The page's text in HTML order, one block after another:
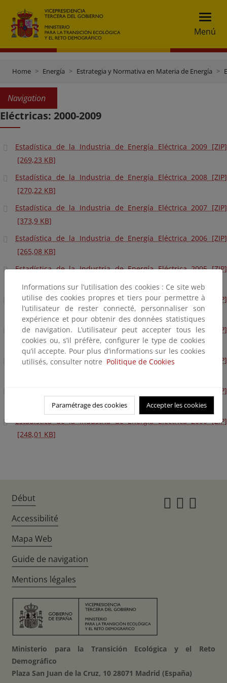
Menú
Home Energía Estrategia y Normativa en Materia de Energía
Navigation
Eléctricas: 2000-2009
Estadística de la Industria de Energía Eléctrica 2009 [ZIP]
[269,23 KB]
Estadística de la Industria de Energía Eléctrica 2008 [ZIP]
[270,22 KB]
Estadística de la Industria de Energía Eléctrica 2007 [ZIP]
[373,9 KB]
Estadística de la Industria de Energía Eléctrica 2006 [ZIP]
[265,08 KB]
Estadística de la Industria de Energía Eléctrica 2005 [ZIP]
[254,56 KB]
Estadística de la Industria de Energía Eléctrica 2004 [ZIP]
[258,21 KB]
Estadística de la Industria de Energía Eléctrica 2003 [ZIP]
[257,72 KB]
Estadística de la Industria de Energía Eléctrica 2002 [ZIP]
Estadística de la Industria de Energía Eléctrica 2001 [ZIP]
[243,49 KB]
Estadística de la Industria de Energía Eléctrica 2000 [ZIP]
[248,01 KB]
Informations sur l’utilisation des cookies : Ce site web
utilise des cookies propres et tiers pour permettre à
l’utilisateur de rester connecté, personnaliser son
expérience et pour obtenir des données statistiques
de navigation. L’utilisateur peut accepter tous les
cookies ou, s’il préfère, configurer le type de cookies
qu’il accepte. Pour plus d’informations sur les cookies
utilisés, consulter notre Politique de Cookies
Paramétrage des cookies Accepter les cookies
Début
Accessibilité
Mapa Web
Guide de navigation
Mentions légales
Ministerio para la Transición Ecológica y el Reto
Demográfico
Plaza San Juan de la Cruz, 10 28071 Madrid (España)